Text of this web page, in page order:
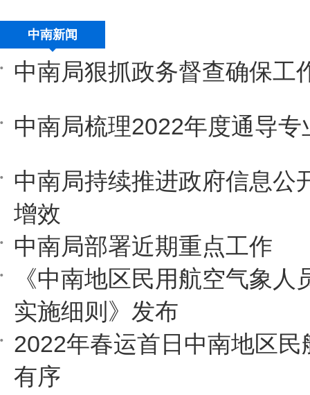
中南新闻
中南局狠抓政务督查确保工
中南局梳理2022年度通导专
中南局持续推进政府信息公
增效
中南局部署近期重点工作
《中南地区民用航空气象人
实施细则》发布
2022年春运首日中南地区民
有序
导